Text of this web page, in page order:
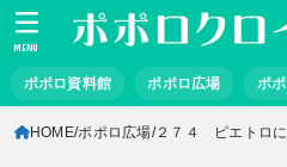
ポポロ資料館 ポポロ広場 ポ
MENU
HOME ポポロ広場 ２７４ ピエトロ